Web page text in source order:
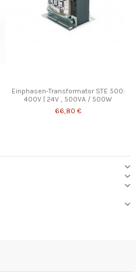
Einphasen-Transformator STE 500:
400V | 24V , 500VA / 500W
66,80 €